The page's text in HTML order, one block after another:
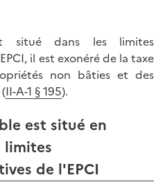
situé dans les limites
il est exonéré de la taxe
non bâties et des
II-A-1 § 195).
est situé en
limites
de l'EPCI